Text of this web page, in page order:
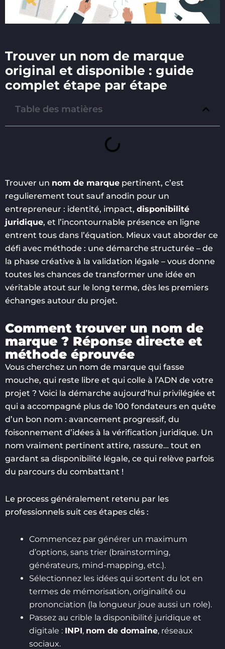
Trouver un nom de marque
original et disponible : guide
complet étape par étape
Table des matières
Trouver un nom de marque pertinent, c’est
regulierement tout sauf anodin pour un
entrepreneur : identité, impact, disponibilité
juridique, et l’incontournable présence en ligne
entrent tous dans l’équation. Mieux vaut aborder ce
défi avec méthode : une démarche structurée – de
la phase créative à la validation légale – vous donne
toutes les chances de transformer une idée en
véritable atout sur le long terme, dès les premiers
échanges autour du projet.
Comment trouver un nom de
marque ? Réponse directe et
méthode éprouvée
Vous cherchez un nom de marque qui fasse
mouche, qui reste libre et qui colle à l’ADN de votre
projet ? Voici la démarche aujourd’hui privilégiée et
qui a accompagné plus de 100 fondateurs en quête
d’un bon nom : avancement progressif, du
foisonnement d’idées à la vérification juridique. Un
nom vraiment pertinent attire, rassure… tout en
gardant sa disponibilité légale, ce qui relève parfois
du parcours du combattant !
Le process généralement retenu par les
professionnels suit ces étapes clés :
Commencez par générer un maximum
d’options, sans trier (brainstorming,
générateurs, mind-mapping, etc.).
Sélectionnez les idées qui sortent du lot en
termes de mémorisation, originalité ou
prononciation (la longueur joue aussi un role).
Passez au crible la disponibilité juridique et
digitale : INPI, nom de domaine, réseaux
sociaux.